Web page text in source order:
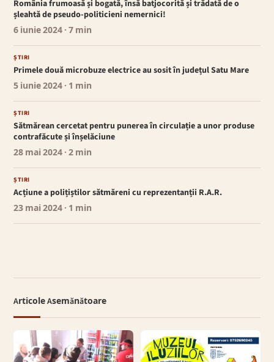
România frumoasă și bogată, însă batjocorită și trădată de o
șleahtă de pseudo-politicieni nemernici!
6 iunie 2024 · 7 min
ȘTIRI
Primele două microbuze electrice au sosit în județul Satu Mare
5 iunie 2024 · 1 min
ȘTIRI
Sătmărean cercetat pentru punerea în circulație a unor produse
contrafăcute și înșelăciune
28 mai 2024 · 2 min
ȘTIRI
Acțiune a polițiștilor sătmăreni cu reprezentanții R.A.R.
23 mai 2024 · 1 min
Articole Asemănătoare